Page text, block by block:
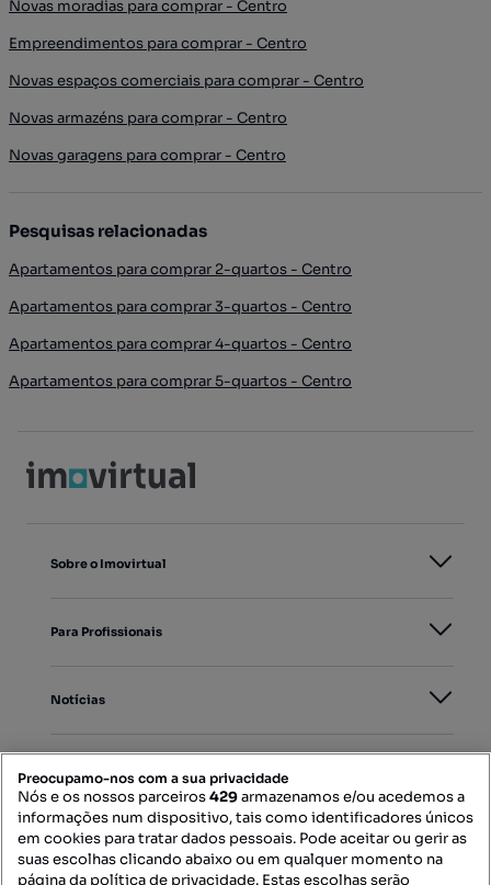
Novas moradias para comprar - Centro
Empreendimentos para comprar - Centro
Novas espaços comerciais para comprar - Centro
Novas armazéns para comprar - Centro
Novas garagens para comprar - Centro
Pesquisas relacionadas
Apartamentos para comprar 2-quartos - Centro
Apartamentos para comprar 3-quartos - Centro
Apartamentos para comprar 4-quartos - Centro
Apartamentos para comprar 5-quartos - Centro
Sobre o Imovirtual
Para Profissionais
Notícias
Mapa do Site
Preocupamo-nos com a sua privacidade
Nós e os nossos parceiros429armazenamos e/ou acedemos a
informações num dispositivo, tais como identificadores únicos
em cookies para tratar dados pessoais. Pode aceitar ou gerir as
suas escolhas clicando abaixo ou em qualquer momento na
página da política de privacidade. Estas escolhas serão